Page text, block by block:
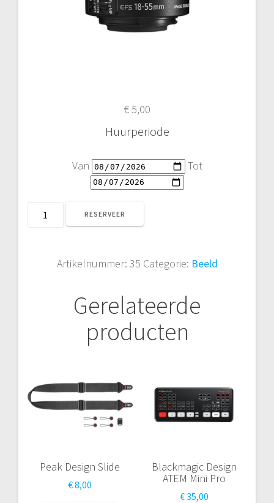
€5,00
Huurperiode
Van Tot
Canon
RESERVEER
Artikelnummer: 35 Categorie: Beeld
Gerelateerde
producten
Peak Design Slide
€8,00
Blackmagic Design
ATEM Mini Pro
€35,00